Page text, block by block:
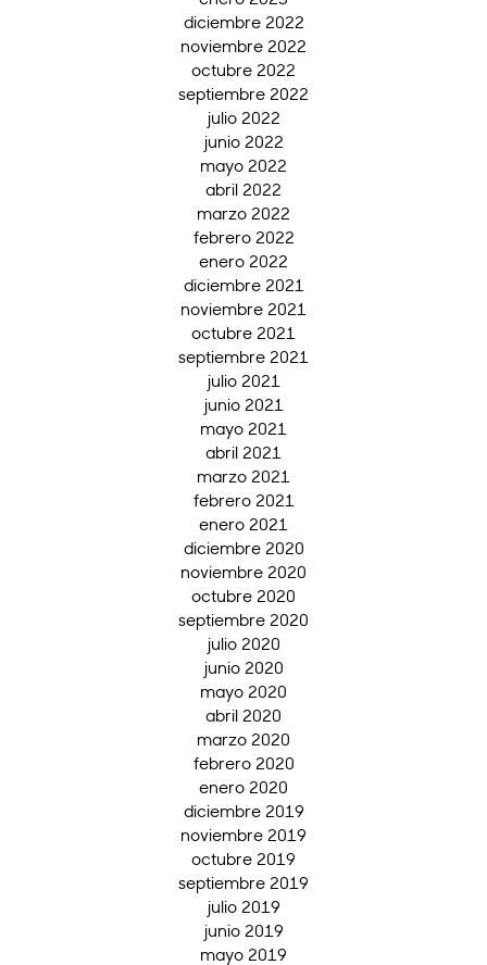
diciembre 2022
noviembre 2022
octubre 2022
septiembre 2022
julio 2022
junio 2022
mayo 2022
abril 2022
marzo 2022
febrero 2022
enero 2022
diciembre 2021
noviembre 2021
octubre 2021
septiembre 2021
julio 2021
junio 2021
mayo 2021
abril 2021
marzo 2021
febrero 2021
enero 2021
diciembre 2020
noviembre 2020
octubre 2020
septiembre 2020
julio 2020
junio 2020
mayo 2020
abril 2020
marzo 2020
febrero 2020
enero 2020
diciembre 2019
noviembre 2019
octubre 2019
septiembre 2019
julio 2019
junio 2019
mayo 2019